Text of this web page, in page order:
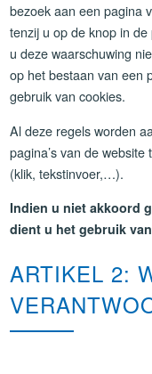
bezoek aan een pagina
tenzij u op de knop in
u deze waarschuwing
op het bestaan van een
gebruik van cookies.
Al deze regels worden
pagina’s van de
(klik, tekstinvoer,…).
Indien u niet akkoord
dient u het gebruik
ARTIKEL 2: